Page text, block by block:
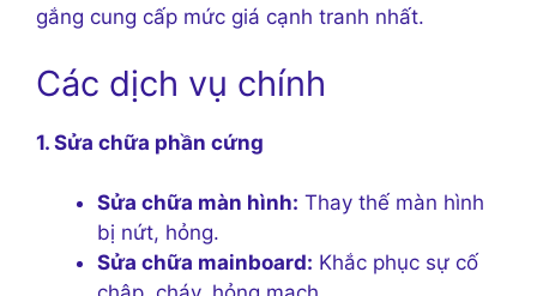
gắng cung cấp mức giá cạnh tranh nhất.
Các dịch vụ chính
1. Sửa chữa phần cứng
Sửa chữa màn hình: Thay thế màn hình
bị nứt, hỏng.
Sửa chữa mainboard: Khắc phục sự cố